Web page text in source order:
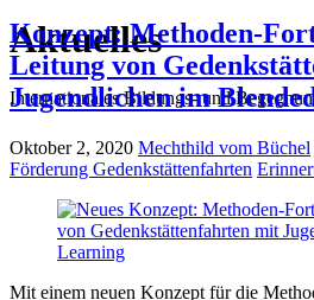
Aktuelles
Internationales Bildungs- und
Konzept: Methoden-
Leitung von
Jugendlichen im
Oktober 2, 2020 Mechthild vom Büchel
Förderung Gedenkstättenfahrten
Mit einem neuen Konzept für die